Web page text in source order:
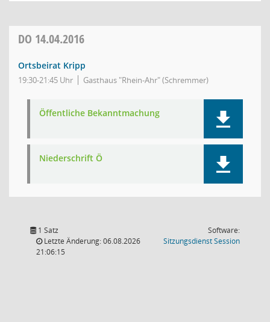
DO 14.04.2016
Ortsbeirat Kripp
19:30-21:45 Uhr Gasthaus "Rhein-Ahr" (Schremmer)
Öffentliche Bekanntmachung
Niederschrift Ö
1 Satz
Letzte Änderung: 06.08.2026
21:06:15
Software:
SitzungsdienstSession(Wird in